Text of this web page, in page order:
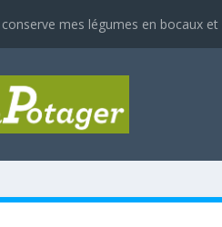
conserve mes légumes en bocaux